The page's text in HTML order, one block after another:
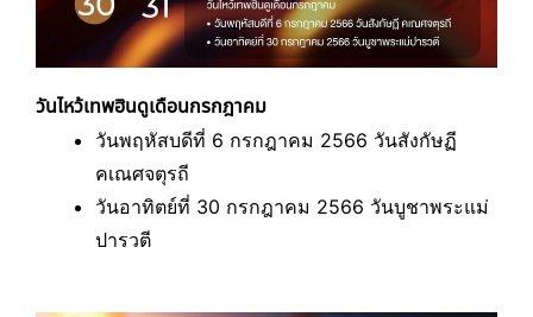
วันไหว้เทพฮินดูเดือนกรกฎาคม
วันพฤหัสบดีที่ 6 กรกฎาคม 2566 วันสังกัษฏี
คเณศจตุรถี
วันอาทิตย์ที่ 30 กรกฎาคม 2566 วันบูชาพระแม่
ปารวตี